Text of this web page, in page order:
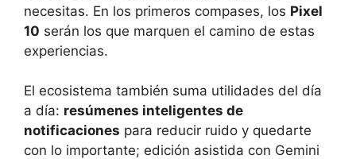
necesitas. En los primeros compases, los Pixel
10 serán los que marquen el camino de estas
experiencias.
El ecosistema también suma utilidades del día
a día: resúmenes inteligentes de
notificaciones para reducir ruido y quedarte
con lo importante; edición asistida con Gemini